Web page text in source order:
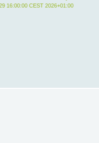
16:00:00 CEST 2026+01:00